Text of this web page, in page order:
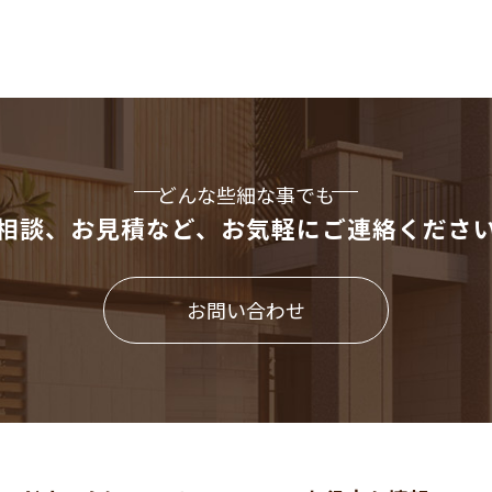
どんな些細な事でも
談、お見積など、 お気軽にご連絡くださ
お問い合わせ